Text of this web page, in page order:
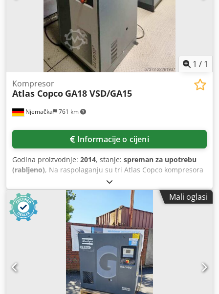
1 / 1
Njemačka 761 km
Kompresor
Atlas Copco GA18 VSD/GA15
Informacije o cijeni
Godina proizvodnje: 2014, stanje: spreman za upotrebu
(rabljeno), Na raspolaganju su tri Atlas Copco kompresora
za stlačeni zrak. 1) Vijčani kompresor podmazan uljem
Atlas Copco GA18 VSD, godina proizvodnje: 2014, maks.
radni tlak: 13 bar, snaga: 18 kW, maks. protok zraka: 216
m³/h, dimenzije stroja (D/Š/V): cca 1300 mm/900 mm/1500
mm, težina: cca 550 kg, radni sati: cca 69.000 h. 2) Vijčani
kompresor podmazan uljem Atlas Copco GA15, godina
proizvodnje: 1998, maks. radni tlak: 13 bar, snaga: 15 kW,
maks. protok zraka: 155 m³/h, dimenzije stroja (D/Š/V): cca
1900 mm/700 mm/1600 mm, težina: cca 400 kg, radni sati:
cca 69.000 h. 3) Vijčani kompresor podmazan uljem Atlas
Copco GA15 za rezervne dijelove. Dokumentacija dostupna.
Mali oglasi